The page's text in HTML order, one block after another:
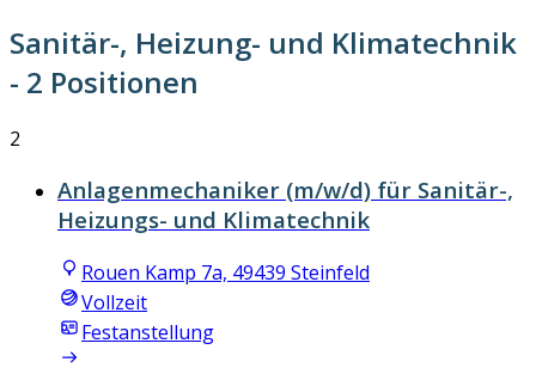
Sanitär-, Heizung- und Klimatechnik
- 2 Positionen
2
Anlagenmechaniker (m/w/d) für Sanitär-,
Heizungs- und Klimatechnik
Rouen Kamp 7a, 49439 Steinfeld
Vollzeit
Festanstellung